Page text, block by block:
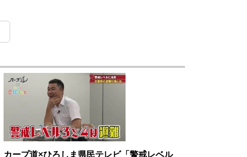
カープ道×ひろしま県民テレビ「警戒レベル